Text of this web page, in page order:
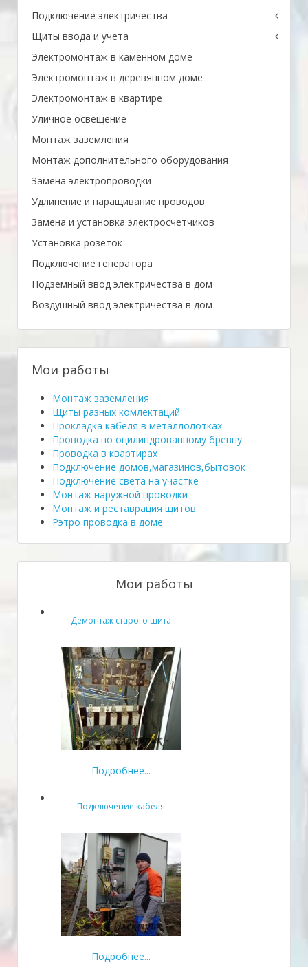
Подключение электричества
Щиты ввода и учета
Электромонтаж в каменном доме
Электромонтаж в деревянном доме
Электромонтаж в квартире
Уличное освещение
Монтаж заземления
Монтаж дополнительного оборудования
Замена электропроводки
Удлинение и наращивание проводов
Замена и установка электросчетчиков
Установка розеток
Подключение генератора
Подземный ввод электричества в дом
Воздушный ввод электричества в дом
Мои работы
Монтаж заземления
Щиты разных комлектаций
Прокладка кабеля в металлолотках
Проводка по оцилиндрованному бревну
Проводка в квартирах
Подключение домов,магазинов,бытовок
Подключение света на участке
Монтаж наружной проводки
Монтаж и реставрация щитов
Рэтро проводка в доме
Мои работы
Демонтаж старого щита
Подробнее...
Подключение кабеля
Подробнее...